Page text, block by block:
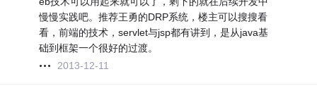
慢慢实践吧。推荐王勇的DRP系统，楼主可以搜搜看
看，前端的技术，servlet与jsp都有讲到，是从java基
础到框架一个很好的过渡。
2013-12-11